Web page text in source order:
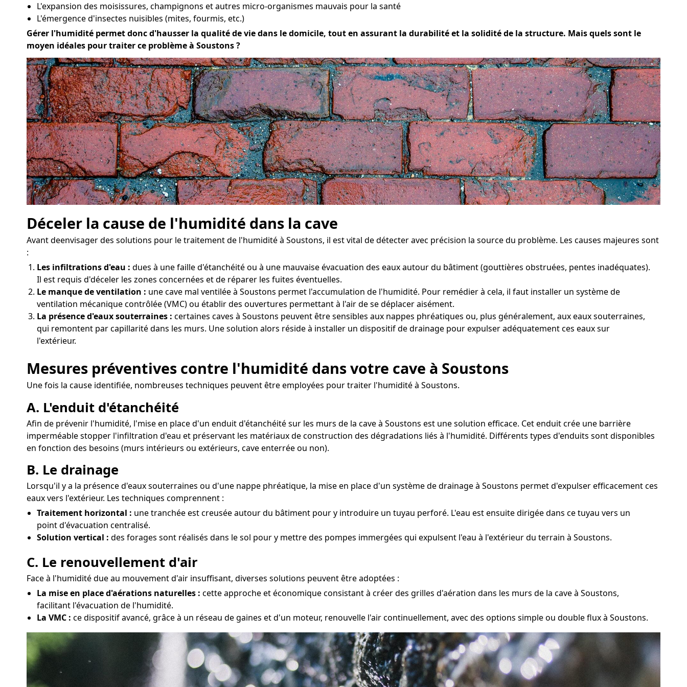
L'expansion des moisissures, champignons et autres micro-organismes mauvais pour la santé
L'émergence d'insectes nuisibles (mites, fourmis, etc.)
Gérer l'humidité permet donc d'hausser la qualité de vie dans le domicile, tout en assurant la durabilité et la solidité de la structure. Mais quels sont le
moyen idéales pour traiter ce problème à Soustons ?
Déceler la cause de l'humidité dans la cave
Avant deenvisager des solutions pour le traitement de l'humidité à Soustons, il est vital de détecter avec précision la source du problème. Les causes majeures sont
:
Les infiltrations d'eau : dues à une faille d'étanchéité ou à une mauvaise évacuation des eaux autour du bâtiment (gouttières obstruées, pentes inadéquates).
Il est requis d'déceler les zones concernées et de réparer les fuites éventuelles.
Le manque de ventilation : une cave mal ventilée à Soustons permet l'accumulation de l'humidité. Pour remédier à cela, il faut installer un système de
ventilation mécanique contrôlée (VMC) ou établir des ouvertures permettant à l'air de se déplacer aisément.
La présence d'eaux souterraines : certaines caves à Soustons peuvent être sensibles aux nappes phréatiques ou, plus généralement, aux eaux souterraines,
qui remontent par capillarité dans les murs. Une solution alors réside à installer un dispositif de drainage pour expulser adéquatement ces eaux sur
l'extérieur.
Mesures préventives contre l'humidité dans votre cave à Soustons
Une fois la cause identifiée, nombreuses techniques peuvent être employées pour traiter l'humidité à Soustons.
A. L'enduit d'étanchéité
Afin de prévenir l'humidité, l'mise en place d'un enduit d'étanchéité sur les murs de la cave à Soustons est une solution efficace. Cet enduit crée une barrière
imperméable stopper l'infiltration d'eau et préservant les matériaux de construction des dégradations liés à l'humidité. Différents types d'enduits sont disponibles
en fonction des besoins (murs intérieurs ou extérieurs, cave enterrée ou non).
B. Le drainage
Lorsqu'il y a la présence d'eaux souterraines ou d'une nappe phréatique, la mise en place d'un système de drainage à Soustons permet d'expulser efficacement ces
eaux vers l'extérieur. Les techniques comprennent :
Traitement horizontal : une tranchée est creusée autour du bâtiment pour y introduire un tuyau perforé. L'eau est ensuite dirigée dans ce tuyau vers un
point d'évacuation centralisé.
Solution vertical : des forages sont réalisés dans le sol pour y mettre des pompes immergées qui expulsent l'eau à l'extérieur du terrain à Soustons.
C. Le renouvellement d'air
Face à l'humidité due au mouvement d'air insuffisant, diverses solutions peuvent être adoptées :
La mise en place d'aérations naturelles : cette approche et économique consistant à créer des grilles d'aération dans les murs de la cave à Soustons,
facilitant l'évacuation de l'humidité.
La VMC : ce dispositif avancé, grâce à un réseau de gaines et d'un moteur, renouvelle l'air continuellement, avec des options simple ou double flux à Soustons.